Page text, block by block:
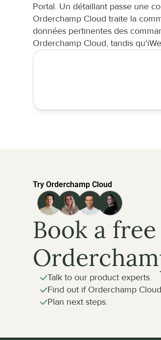
Portal. Un détaillant passe une
Orderchamp Cloud traite la
données pertinentes des
Orderchamp Cloud, tandis
Try Orderchamp Cloud
Book a
Talk to our product experts.
Find out if Orderchamp
Plan next steps.